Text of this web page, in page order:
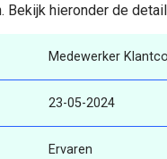
hieronder de
Medewerker
23-05-2024
Ervaren